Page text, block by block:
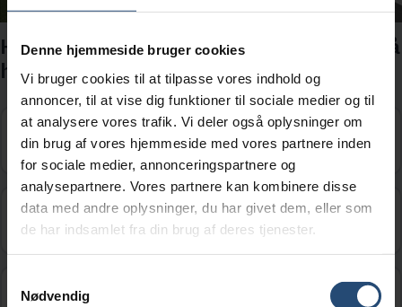
Denne hjemmeside bruger cookies
Vi bruger cookies til at tilpasse vores indhold og
annoncer, til at vise dig funktioner til sociale medier og til
at analysere vores trafik. Vi deler også oplysninger om
din brug af vores hjemmeside med vores partnere inden
for sociale medier, annonceringspartnere og
analysepartnere. Vores partnere kan kombinere disse
data med andre oplysninger, du har givet dem, eller som
de har indsamlet fra din brug af deres tjenester.
Nødvendig
Hvad skal du være særlig opmærksom på
her?
Motortrafikvej begynder.
Krydsende færdsel forude.
Motorvej begynder.